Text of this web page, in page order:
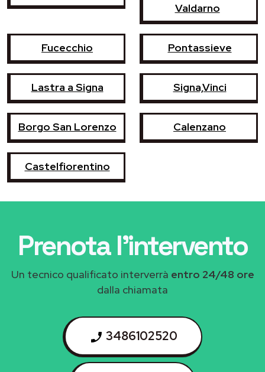
Valdarno
Fucecchio Pontassieve
Lastra a Signa Signa,Vinci
Borgo San Lorenzo Calenzano
Castelfiorentino
Prenota l'intervento
Un tecnico qualificato interverrà entro 24/48 ore
dalla chiamata
3486102520